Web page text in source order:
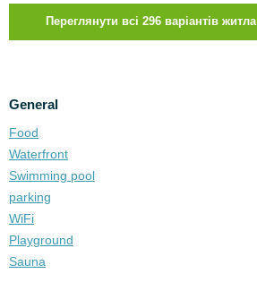
Переглянути всі 296 варіантів житла
General
Food
Waterfront
Swimming pool
parking
WiFi
Playground
Sauna